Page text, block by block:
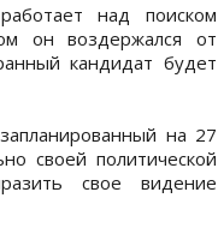
над поиском
он воздержался от
кандидат будет
на 27
своей политической
свое видение